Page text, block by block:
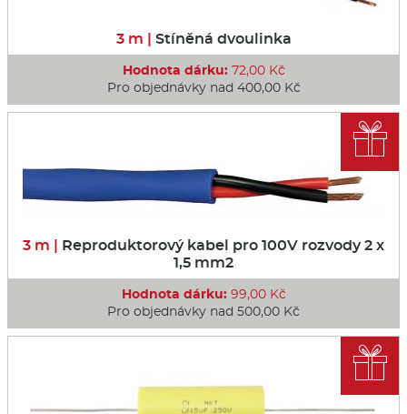
3 m | Stíněná dvoulinka
Hodnota dárku:72,00 Kč
Pro objednávky nad 400,00 Kč
3 m | Reproduktorový kabel pro 100V rozvody 2 x
1,5 mm2
Hodnota dárku:99,00 Kč
Pro objednávky nad 500,00 Kč

